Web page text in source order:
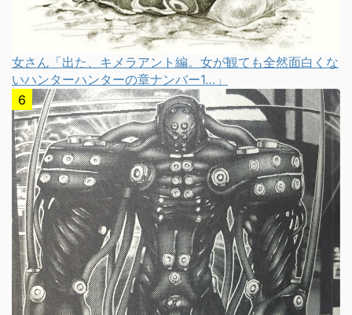
女さん「出た、キメラアント編。女が観ても全然面白くな
いハンターハンターの章ナンバー1…」